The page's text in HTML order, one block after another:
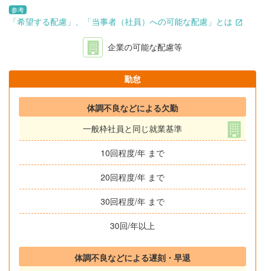
参考
「希望する配慮」、「当事者（社員）への可能な配慮」とは
企業の可能な配慮等
勤怠
体調不良などによる欠勤
一般枠社員と同じ就業基準
10回程度/年 まで
20回程度/年 まで
30回程度/年 まで
30回/年以上
体調不良などによる遅刻・早退